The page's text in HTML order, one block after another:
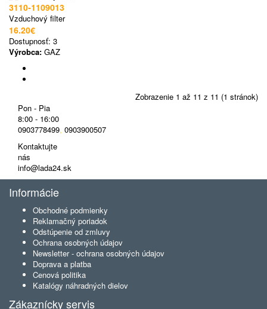
3110-1109013
Vzduchový filter
16.20€
Dostupnosť: 3
Výrobca: GAZ
Zobrazenie 1 až 11 z 11 (1 stránok)
Pon - Pia
8:00 - 16:00
0903778499, 0903900507
Kontaktujte
nás
info@lada24.sk
Informácie
Obchodné podmienky
Reklamačný poriadok
Odstúpenie od zmluvy
Ochrana osobných údajov
Newsletter - ochrana osobných údajov
Doprava a platba
Cenová politika
Katalógy náhradných dielov
Zákaznícky servis